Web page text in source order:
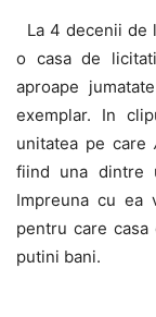
La 4 decenii de
o casa de
aproape
exemplar. In
unitatea pe care
fiind una dintre
Impreuna cu ea
pentru care
putini bani.